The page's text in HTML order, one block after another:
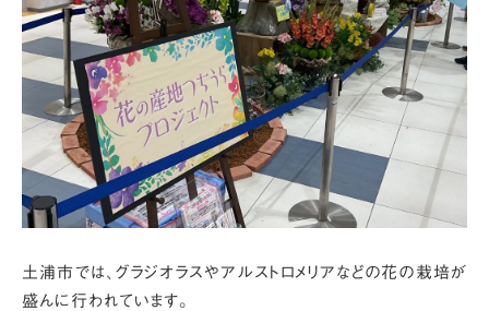
土浦市では、グラジオラスやアルストロメリアなどの花の栽培が
盛んに行われています。